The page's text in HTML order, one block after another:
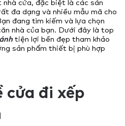
cửa, đặc biệt là các sản
đa dạng và nhiều mẫu mã cho
đang tìm kiếm và lựa chọn
nhà của bạn. Dưới đây là top
tiện lợi bền đẹp tham khảo
sản phẩm thiết bị phù hợp
đi xếp